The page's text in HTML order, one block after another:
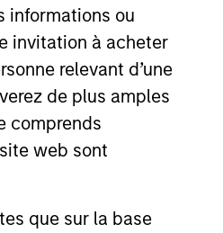
informations ou
invitation à acheter
relevant d’une
de plus amples
comprends
web sont
que sur la base